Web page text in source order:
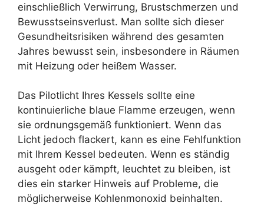
einschließlich Verwirrung, Brustschmerzen und
Bewusstseinsverlust. Man sollte sich dieser
Gesundheitsrisiken während des gesamten
Jahres bewusst sein, insbesondere in Räumen
mit Heizung oder heißem Wasser.
Das Pilotlicht Ihres Kessels sollte eine
kontinuierliche blaue Flamme erzeugen, wenn
sie ordnungsgemäß funktioniert. Wenn das
Licht jedoch flackert, kann es eine Fehlfunktion
mit Ihrem Kessel bedeuten. Wenn es ständig
ausgeht oder kämpft, leuchtet zu bleiben, ist
dies ein starker Hinweis auf Probleme, die
möglicherweise Kohlenmonoxid beinhalten.